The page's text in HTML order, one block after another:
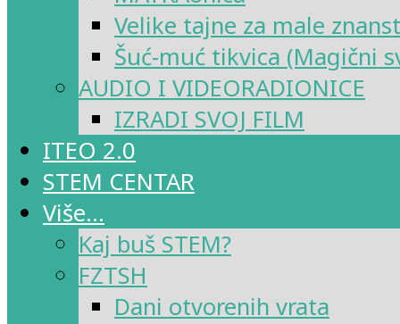
Velike tajne za male
Šuć-muć tikvica (Magični
AUDIO I VIDEORADIONICE
IZRADI SVOJ FILM
ITEO 2.0
STEM CENTAR
Više…
Kaj buš STEM?
FZTSH
Dani otvorenih vrata